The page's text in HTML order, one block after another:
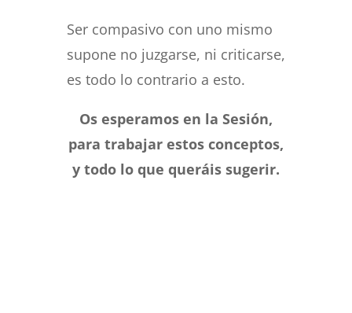
Ser compasivo con uno mismo
supone no juzgarse, ni criticarse,
es todo lo contrario a esto.
Os esperamos en la Sesión,
para trabajar estos conceptos,
y todo lo que queráis sugerir.